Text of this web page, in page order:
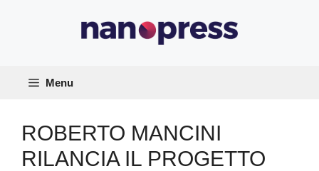
Menu
ROBERTO MANCINI
RILANCIA IL PROGETTO